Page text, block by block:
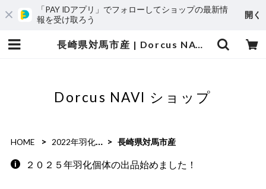
「PAY IDアプリ」でフォローしてショップの最新情
報を受け取ろう
開く
長崎県対馬市産 | Dorcus NAVI ショップ
Dorcus NAVI ショップ
HOME 2022年羽化個体 長崎県対馬市産
２０２５年羽化個体の出品始めました！